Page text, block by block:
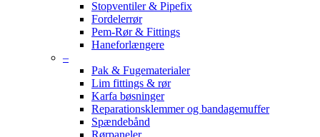
Stopventiler & Pipefix
Fordelerrør
Pem-Rør & Fittings
Haneforlængere
–
Pak & Fugematerialer
Lim fittings & rør
Karfa bøsninger
Reparationsklemmer og bandagemuffer
Spændebånd
Rørpaneler